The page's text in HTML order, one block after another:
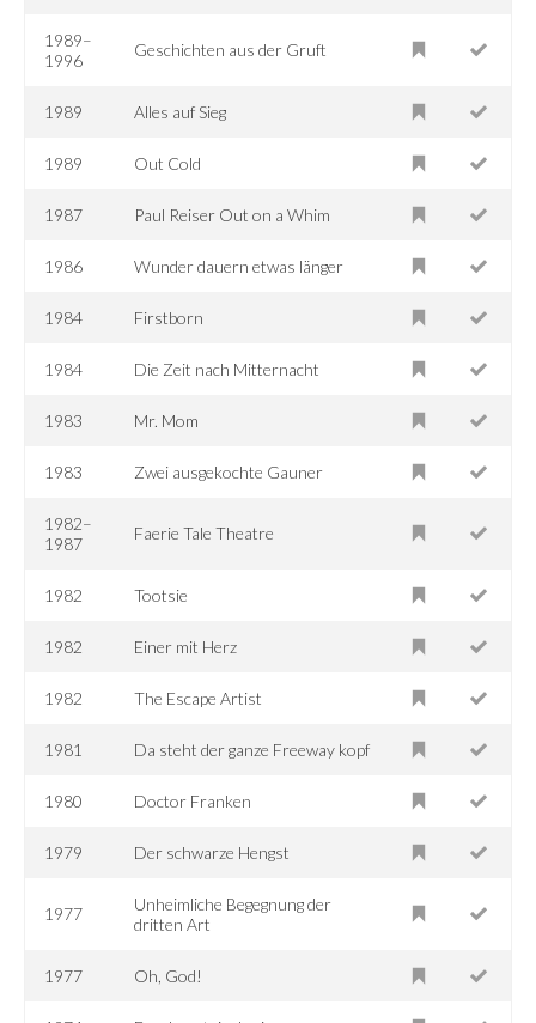
1989–
1996
Geschichten aus der Gruft
1989 Alles auf Sieg
1989 Out Cold
1987 Paul Reiser Out on a Whim
1986 Wunder dauern etwas länger
1984 Firstborn
1984 Die Zeit nach Mitternacht
1983 Mr. Mom
1983 Zwei ausgekochte Gauner
1982–
1987
Faerie Tale Theatre
1982 Tootsie
1982 Einer mit Herz
1982 The Escape Artist
1981 Da steht der ganze Freeway kopf
1980 Doctor Franken
1979 Der schwarze Hengst
1977
Unheimliche Begegnung der
dritten Art
1977 Oh, God!